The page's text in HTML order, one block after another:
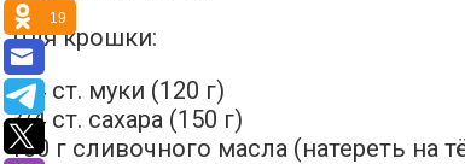
Для крошки:
3/4 ст. муки (120 г)
3/4 ст. сахара (150 г)
100 г сливочного масла (натереть на
19